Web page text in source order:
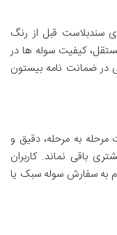
سندبلاست قبل از رنگ
کیفیت سوله ها در
در ضمانت نامه بیستون
به مرحله، دقیق و
باقی نماند. کاربران
به سفارش سوله سبک یا